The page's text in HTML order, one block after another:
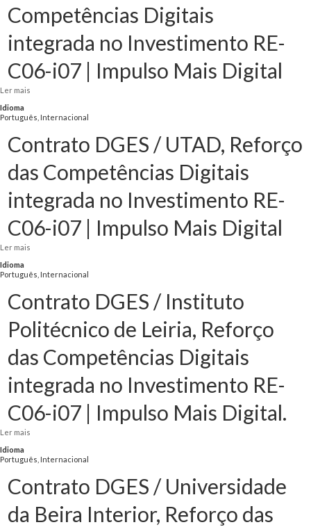
Competências Digitais
integrada no Investimento RE-
C06-i07 | Impulso Mais Digital
Ler mais
Idioma
Português, Internacional
Contrato DGES / UTAD, Reforço
das Competências Digitais
integrada no Investimento RE-
C06-i07 | Impulso Mais Digital
Ler mais
Idioma
Português, Internacional
Contrato DGES / Instituto
Politécnico de Leiria, Reforço
das Competências Digitais
integrada no Investimento RE-
C06-i07 | Impulso Mais Digital.
Ler mais
Idioma
Português, Internacional
Contrato DGES / Universidade
da Beira Interior, Reforço das